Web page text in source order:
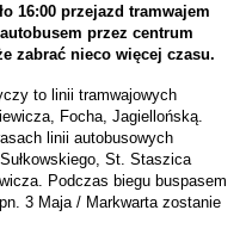
16:00 przejazd tramwajem
przez centrum
zabrać nieco więcej czasu.
to linii tramwajowych
Focha, Jagiellońską.
linii autobusowych
St. Staszica
Podczas biegu buspasem
3 Maja / Markwarta zostanie